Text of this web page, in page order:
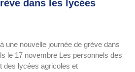
dans les lycées
une nouvelle journée de grève dans
le 17 novembre Les personnels des
des lycées agricoles et